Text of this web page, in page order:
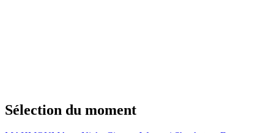
Sélection du moment